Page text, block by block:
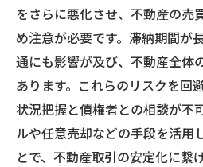
をさらに悪化させ、不動産の売
め注意が必要です。滞納期間が
通にも影響が及び、不動産全体
あります。これらのリスクを回
状況把握と債権者との相談が不
ルや任意売却などの手段を活用
とで、不動産取引の安定化に繋